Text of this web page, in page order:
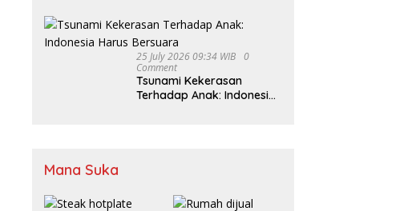
Cerdas Bermedia Sosial
25 July 2026 09:34 WIB
0
Comment
Tsunami Kekerasan
Terhadap Anak: Indonesia
Mana Suka